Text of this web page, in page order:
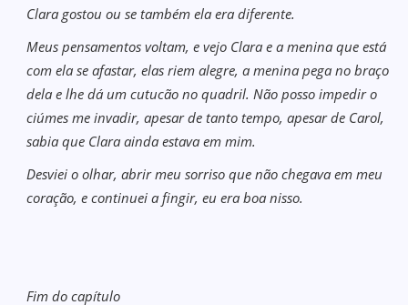
Clara gostou ou se também ela era diferente.
Meus pensamentos voltam, e vejo Clara e a menina que está
com ela se afastar, elas riem alegre, a menina pega no braço
dela e lhe dá um cutucão no quadril. Não posso impedir o
ciúmes me invadir, apesar de tanto tempo, apesar de Carol,
sabia que Clara ainda estava em mim.
Desviei o olhar, abrir meu sorriso que não chegava em meu
coração, e continuei a fingir, eu era boa nisso.
Fim do capítulo